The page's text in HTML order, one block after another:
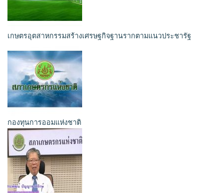
เกษตรอุตสาหกรรมสร้างเศรษฐกิจฐานรากตามแนวประชารัฐ
กองทุนการออมแห่งชาติ